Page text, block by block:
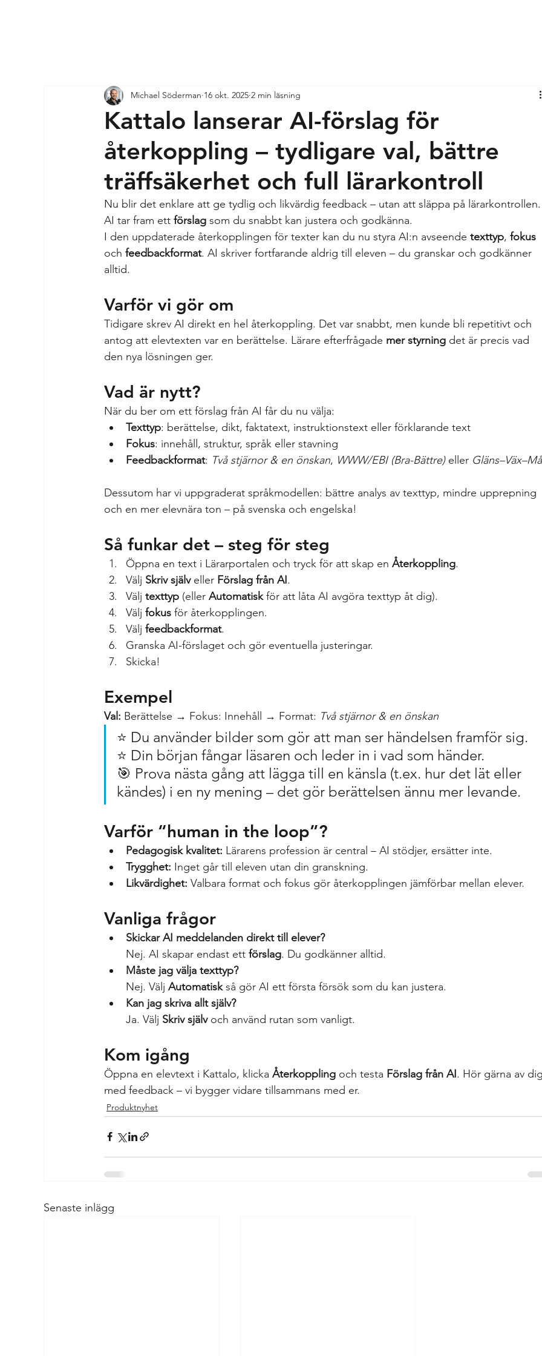
Kattalo lanserar AI-förslag för
återkoppling – tydligare val, bättre
träffsäkerhet och full lärarkontroll
Michael Söderman 16 okt. 2025 2 min läsning
Nu blir det enklare att ge tydlig och likvärdig feedback – utan att släppa på lärarkontrollen.
AI tar fram ett förslag som du snabbt kan justera och godkänna.
I den uppdaterade återkopplingen för texter kan du nu styra AI:n avseende texttyp, fokus
och feedbackformat. AI skriver fortfarande aldrig till eleven – du granskar och godkänner
alltid.
Varför vi gör om
Tidigare skrev AI direkt en hel återkoppling. Det var snabbt, men kunde bli repetitivt och
antog att elevtexten var en berättelse. Lärare efterfrågade mer styrning det är precis vad
den nya lösningen ger.
Vad är nytt?
När du ber om ett förslag från AI får du nu välja:
Texttyp: berättelse, dikt, faktatext, instruktionstext eller förklarande text
Fokus: innehåll, struktur, språk eller stavning
Feedbackformat: Två stjärnor & en önskan, WWW/EBI (Bra-Bättre) eller
Dessutom har vi uppgraderat språkmodellen: bättre analys av texttyp, mindre upprepning
och en mer elevnära ton – på svenska och engelska!
Så funkar det – steg för steg
Öppna en text i Lärarportalen och tryck för att skap en Återkoppling.
Välj Skriv själv eller Förslag från AI.
Välj texttyp (eller Automatisk för att låta AI avgöra texttyp åt dig).
Välj fokus för återkopplingen.
Välj feedbackformat.
Granska AI-förslaget och gör eventuella justeringar.
Skicka!
Exempel
Val: Berättelse → Fokus: Innehåll → Format: Två stjärnor & en önskan
⭐ Du använder bilder som gör att man ser händelsen framför sig.
⭐ Din början fångar läsaren och leder in i vad som händer.
🎯 Prova nästa gång att lägga till en känsla (t.ex. hur det lät eller
kändes) i en ny mening – det gör berättelsen ännu mer levande.
Varför “human in the loop”?
Pedagogisk kvalitet: Lärarens profession är central – AI stödjer, ersätter inte.
Trygghet: Inget går till eleven utan din granskning.
Likvärdighet: Valbara format och fokus gör återkopplingen jämförbar mellan elever.
Vanliga frågor
Skickar AI meddelanden direkt till elever?
Nej. AI skapar endast ett förslag. Du godkänner alltid.
Måste jag välja texttyp?
Nej. Välj Automatisk så gör AI ett första försök som du kan justera.
Kan jag skriva allt själv?
Ja. Välj Skriv själv och använd rutan som vanligt.
Kom igång
Öppna en elevtext i Kattalo, klicka Återkoppling och testa Förslag från AI. Hör gärna av
med feedback – vi bygger vidare tillsammans med er.
Produktnyhet
Senaste inlägg